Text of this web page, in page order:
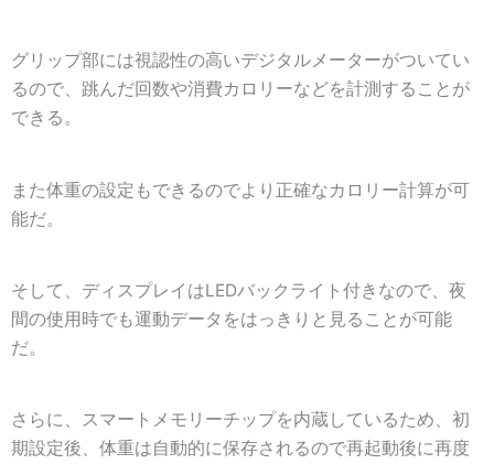
グリップ部には視認性の高いデジタルメーターがついてい
るので、跳んだ回数や消費カロリーなどを計測することが
できる。
また体重の設定もできるのでより正確なカロリー計算が可
能だ。
そして、ディスプレイはLEDバックライト付きなので、夜
間の使用時でも運動データをはっきりと見ることが可能
だ。
さらに、スマートメモリーチップを内蔵しているため、初
期設定後、体重は自動的に保存されるので再起動後に再度